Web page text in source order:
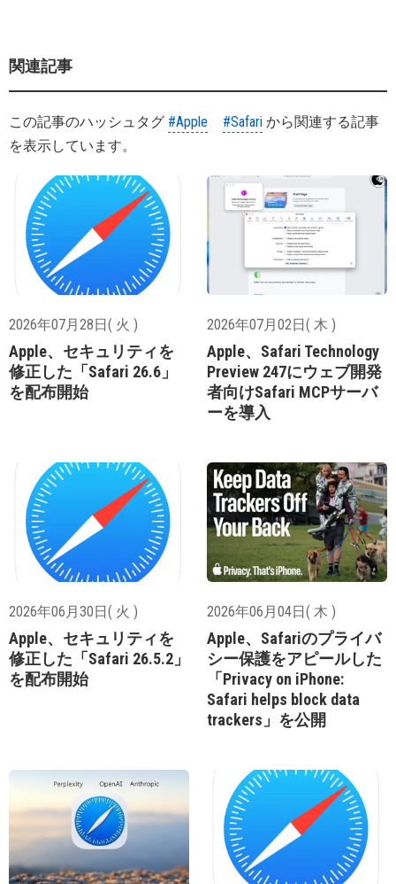
関連記事
この記事のハッシュタグ #Apple #Safari から関連する記事
を表示しています。
2026年07月28日( 火 )
Apple、セキュリティを
修正した「Safari 26.6」
を配布開始
2026年07月02日( 木 )
Apple、Safari Technology
Preview 247にウェブ開発
者向けSafari MCPサーバ
ーを導入
2026年06月30日( 火 )
Apple、セキュリティを
修正した「Safari 26.5.2」
を配布開始
2026年06月04日( 木 )
Apple、Safariのプライバ
シー保護をアピールした
「Privacy on iPhone:
Safari helps block data
trackers」を公開